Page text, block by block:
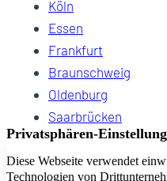
Köln
Essen
Frankfurt
Braunschweig
Oldenburg
Saarbrücken
Hannover
Dresden